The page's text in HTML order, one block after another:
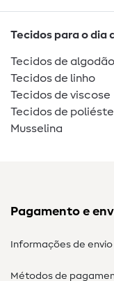
Tecidos para o dia
Tecidos de algodão
Tecidos de linho
Tecidos de viscose
Tecidos de
Musselina
Pagamento e
Informações de envio
Métodos de